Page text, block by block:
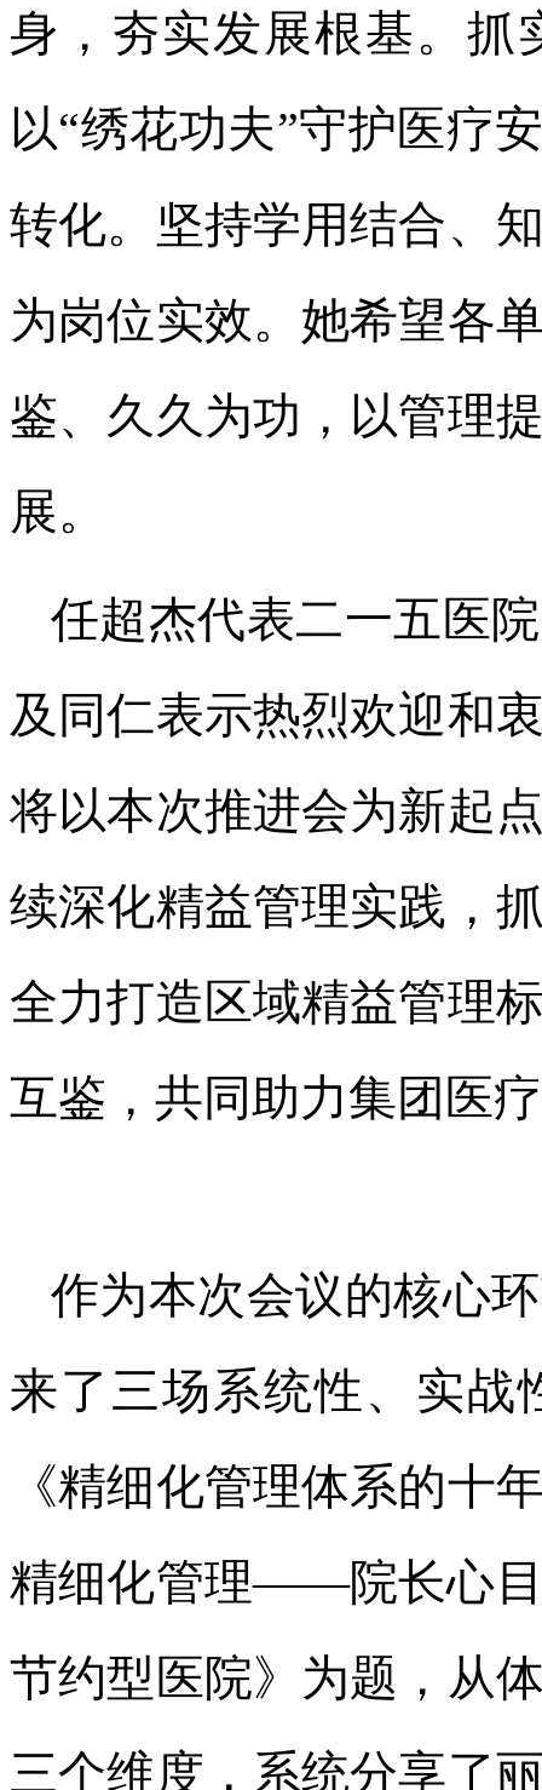
身，夯实发展根基。抓
以“绣花功夫”守护医疗
转化。坚持学用结合、
为岗位实效。她希望各
鉴、久久为功，以管理
展。
任超杰代表二一五医
及同仁表示热烈欢迎和
将以本次推进会为新起
续深化精益管理实践，
全力打造区域精益管理
互鉴，共同助力集团医
作为本次会议的核心
来了三场系统性、实战
《精细化管理体系的十
精细化管理——院长心
节约型医院》为题，从
三个维度，系统分享了